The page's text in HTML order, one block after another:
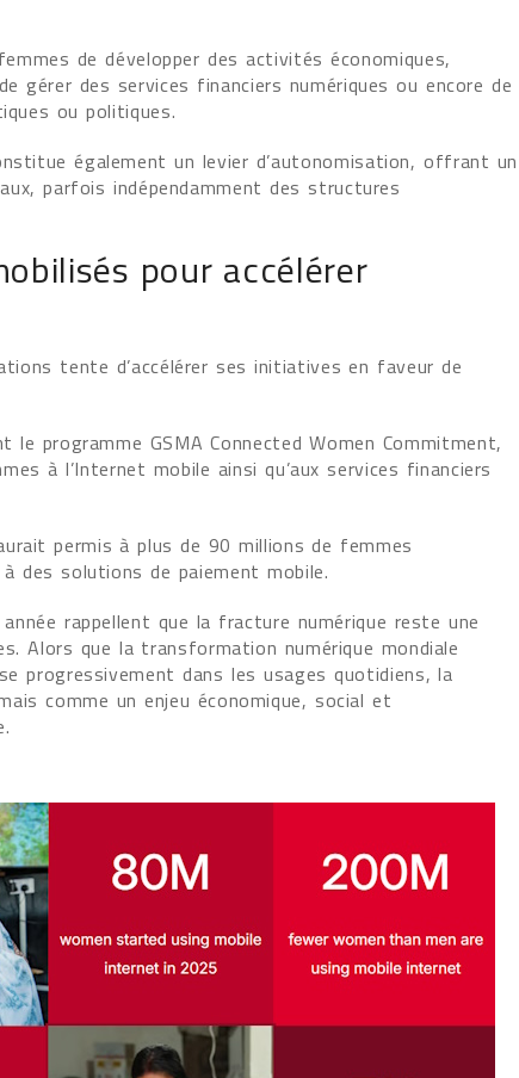
de développer des activités économiques,
gérer des services financiers numériques ou encore de
ou politiques.
également un levier d’autonomisation, offrant un
parfois indépendamment des structures
pour accélérer
tente d’accélérer ses initiatives en faveur de
programme GSMA Connected Women Commitment,
à l’Internet mobile ainsi qu’aux services financiers
permis à plus de 90 millions de femmes
des solutions de paiement mobile.
rappellent que la fracture numérique reste une
Alors que la transformation numérique mondiale
progressivement dans les usages quotidiens, la
comme un enjeu économique, social et